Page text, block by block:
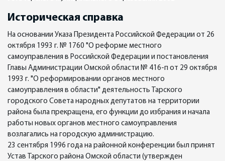
Историческая справка
На основании Указа Президента Российской Федерации от 26
октября 1993 г. № 1760 "О реформе местного
самоуправления в Российской Федерации и постановления
Главы Администрации Омской области № 416-п от 29 октября
1993 г. "О реформировании органов местного
самоуправления в области" деятельность Тарского
городского Совета народных депутатов на территории
района была прекращена, его функции до избрания и начала
работы новых органов местного самоуправления
возлагались на городскую администрацию.
23 сентября 1996 года на районной конференции был принят
Устав Тарского района Омской области (утвержден